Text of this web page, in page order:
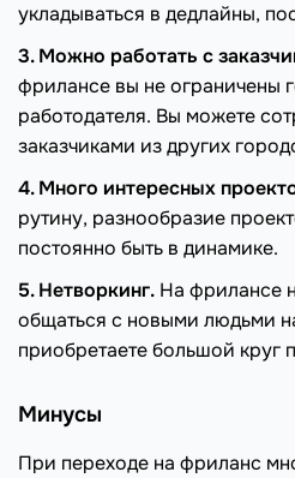
укладываться в дедлайны,
3. Можно работать с
фрилансе вы не ограничены
работодателя. Вы можете
заказчиками из других
4. Много интересных
рутину, разнообразие
постоянно быть в динамике.
5. Нетворкинг. На фрилансе
общаться с новыми людьми
приобретаете большой круг
Минусы
При переходе на фриланс